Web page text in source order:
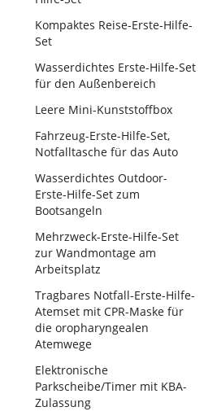
Kompaktes Reise-Erste-Hilfe-
Set
Wasserdichtes Erste-Hilfe-Set
für den Außenbereich
Leere Mini-Kunststoffbox
Fahrzeug-Erste-Hilfe-Set,
Notfalltasche für das Auto
Wasserdichtes Outdoor-
Erste-Hilfe-Set zum
Bootsangeln
Mehrzweck-Erste-Hilfe-Set
zur Wandmontage am
Arbeitsplatz
Tragbares Notfall-Erste-Hilfe-
Atemset mit CPR-Maske für
die oropharyngealen
Atemwege
Elektronische
Parkscheibe/Timer mit KBA-
Zulassung